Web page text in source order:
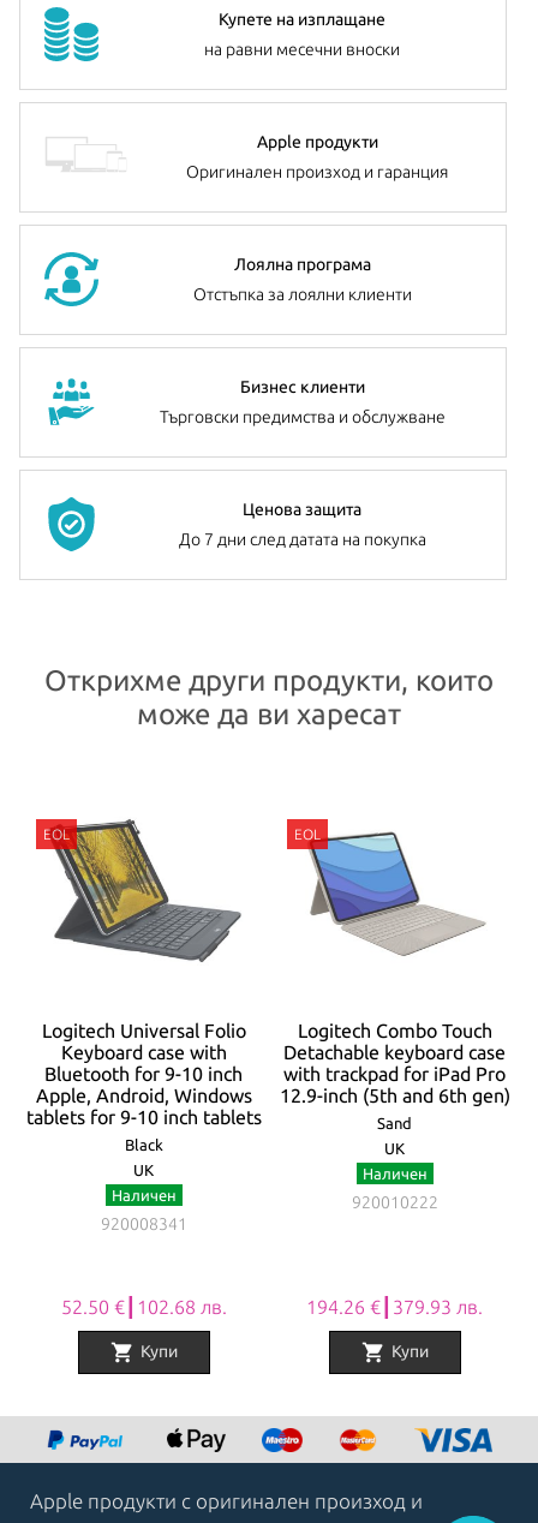
Купете на изплащане
на равни месечни вноски
Apple продукти
Оригинален произход и гаранция
Лоялна програма
Отстъпка за лоялни клиенти
Бизнес клиенти
Търговски предимства и обслужване
Ценова защита
До 7 дни след датата на покупка
Открихме други продукти, които
може да ви харесат
Logitech Universal Folio
Keyboard case with
Bluetooth for 9-10 inch
Apple, Android, Windows
tablets for 9-10 inch tablets
Black
UK
Наличен
920008341
52.50 €┃102.68 лв.
shopping_cart Купи
Logitech Combo Touch
Detachable keyboard case
with trackpad for iPad Pro
12.9-inch (5th and 6th gen)
Sand
UK
Наличен
920010222
194.26 €┃379.93 лв.
shopping_cart Купи
8
Apple продукти с оригинален произход и